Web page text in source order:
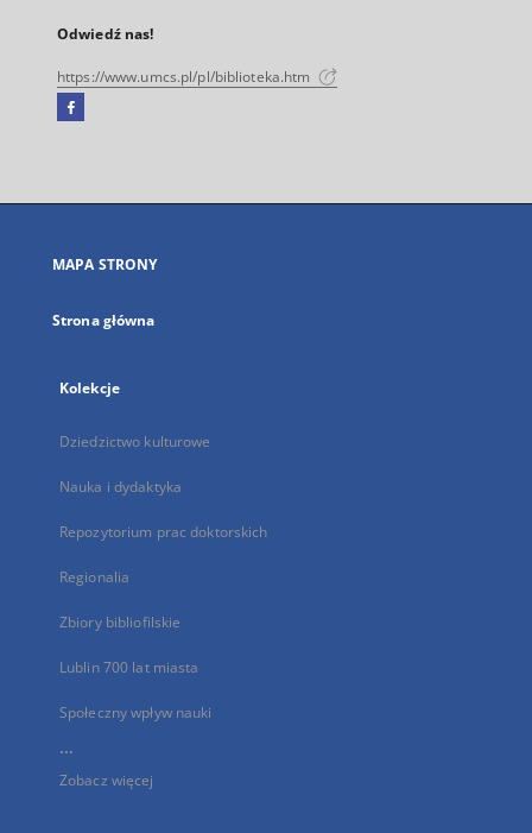
Odwiedź nas!
https://www.umcs.pl/pl/biblioteka.htm
Facebook
się
karcie
MAPA STRONY
Strona główna
Kolekcje
Dziedzictwo kulturowe
Nauka i dydaktyka
Repozytorium prac doktorskich
Regionalia
Zbiory bibliofilskie
Lublin 700 lat miasta
Społeczny wpływ nauki
...
Zobacz więcej